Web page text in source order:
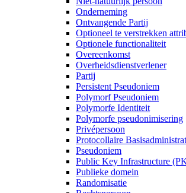
Onderneming
Ontvangende Partij
Optioneel te verstrekken
Optionele functionaliteit
Overeenkomst
Overheidsdienstverlener
Partij
Persistent Pseudoniem
Polymorf Pseudoniem
Polymorfe Identiteit
Polymorfe pseudonimisering
Privépersoon
Protocollaire
Pseudoniem
Public Key Infrastructure
Publieke domein
Randomisatie